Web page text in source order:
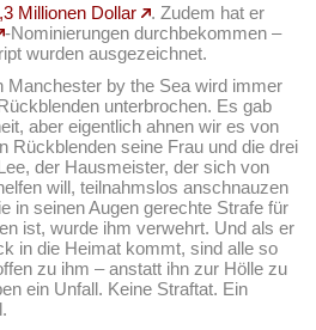
Millionen Dollar
. Zudem hat er
-Nominierungen durchbekommen –
wurden ausgezeichnet.
Manchester by the Sea wird immer
unterbrochen. Es gab
aber eigentlich ahnen wir es von
Rückblenden seine Frau und die drei
der Hausmeister, der sich von
will, teilnahmslos anschnauzen
in seinen Augen gerechte Strafe für
ist, wurde ihm verwehrt. Und als er
in die Heimat kommt, sind alle so
zu ihm – anstatt ihn zur Hölle zu
ein Unfall. Keine Straftat. Ein